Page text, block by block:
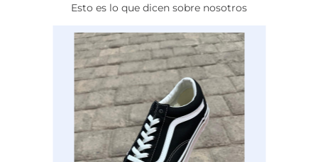
NORMAL
NEGRO
205000347651
Esto es lo que dicen sobre nosotros